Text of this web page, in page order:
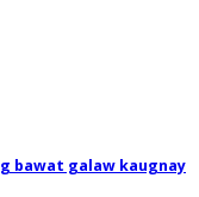
bawat galaw kaugnay